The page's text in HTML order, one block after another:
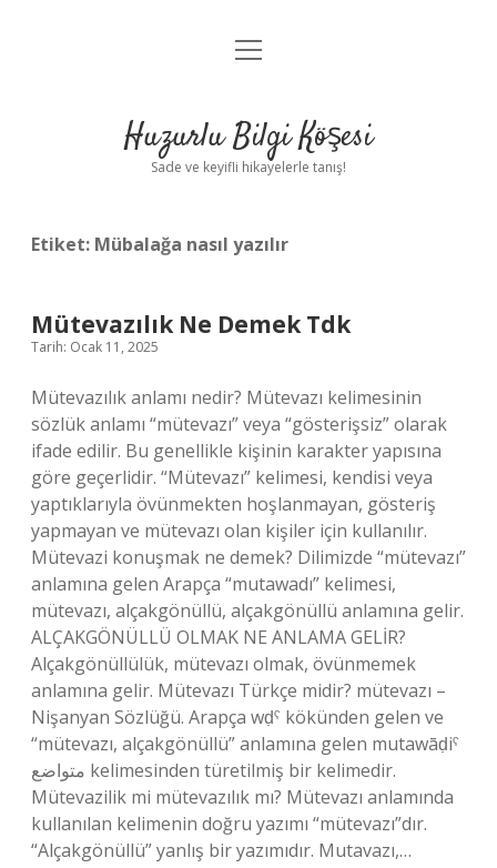
Anasayfa
Yasal Uyarı
menüyü
Huzurlu Bilgi Köşesi
Sade ve keyifli hikayelerle tanış!
Etiket: Mübalağa nasıl yazılır
Mütevazılık Ne Demek Tdk
Tarih: Ocak 11, 2025
Mütevazılık anlamı nedir? Mütevazı kelimesinin
sözlük anlamı “mütevazı” veya “gösterişsiz” olarak
ifade edilir. Bu genellikle kişinin karakter yapısına
göre geçerlidir. “Mütevazı” kelimesi, kendisi veya
yaptıklarıyla övünmekten hoşlanmayan, gösteriş
yapmayan ve mütevazı olan kişiler için kullanılır.
Mütevazi konuşmak ne demek? Dilimizde “mütevazı”
anlamına gelen Arapça “mutawadı” kelimesi,
mütevazı, alçakgönüllü, alçakgönüllü anlamına gelir.
ALÇAKGÖNÜLLÜ OLMAK NE ANLAMA GELİR?
Alçakgönüllülük, mütevazı olmak, övünmemek
anlamına gelir. Mütevazı Türkçe midir? mütevazı –
Nişanyan Sözlüğü. Arapça wḍˁ kökünden gelen ve
“mütevazı, alçakgönüllü” anlamına gelen mutawāḍiˁ
متواضع kelimesinden türetilmiş bir kelimedir.
Mütevazilik mi mütevazılık mı? Mütevazı anlamında
kullanılan kelimenin doğru yazımı “mütevazı”dır.
“Alçakgönüllü” yanlış bir yazımıdır. Mutavazı,…